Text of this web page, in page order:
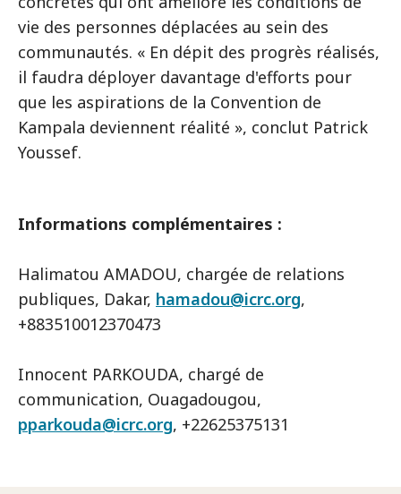
vie des personnes déplacées au sein des
communautés. « En dépit des progrès réalisés,
il faudra déployer davantage d'efforts pour
que les aspirations de la Convention de
Kampala deviennent réalité », conclut Patrick
Youssef.
Informations complémentaires :
Halimatou AMADOU, chargée de relations
publiques, Dakar, hamadou@icrc.org,
+883510012370473
Innocent PARKOUDA, chargé de
communication, Ouagadougou,
pparkouda@icrc.org, +22625375131